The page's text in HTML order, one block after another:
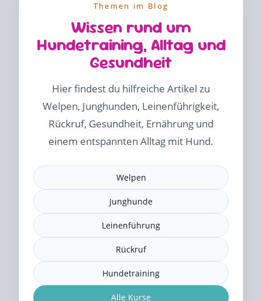
Themen im Blog
Wissen rund um
Hundetraining, Alltag und
Gesundheit
Hier findest du hilfreiche Artikel zu
Welpen, Junghunden, Leinenführigkeit,
Rückruf, Gesundheit, Ernährung und
einem entspannten Alltag mit Hund.
Welpen
Junghunde
Leinenführung
Rückruf
Hundetraining
Alle Kurse